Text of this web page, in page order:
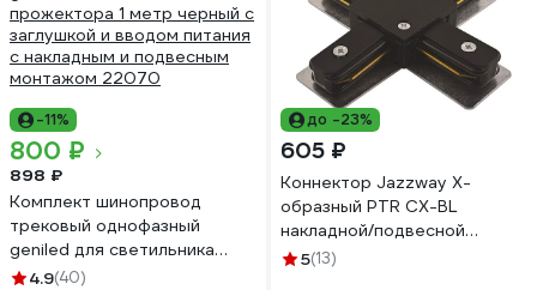
-11%
800 ₽
898 ₽
Комплект шинопровод
трековый однофазный
geniled для светильника
прожектора 1 метр черный с
4.9(40)
до -23%
605 ₽
Коннектор Jazzway X-
образный PTR CX-BL
накладной/подвесной
шинопровод черный
5(13)